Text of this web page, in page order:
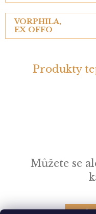
VORPHILA,
EX OFFO
Produkty
Můžete se